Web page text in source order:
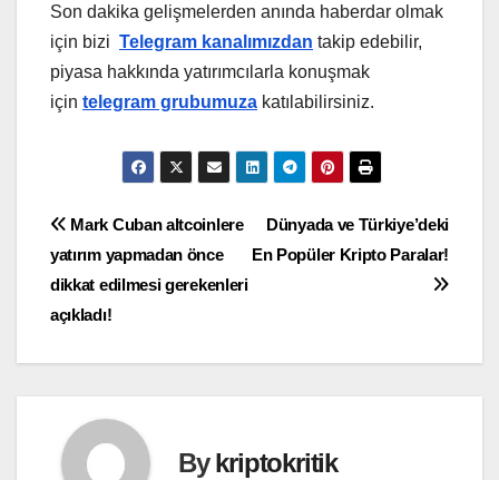
Son dakika gelişmelerden anında haberdar olmak
için bizi Telegram kanalımızdan takip edebilir,
piyasa hakkında yatırımcılarla konuşmak
için telegram grubumuza katılabilirsiniz.
Yazı
gezinmesi
Dünyada ve Türkiye’deki
En Popüler Kripto Paralar!
Mark Cuban altcoinlere
yatırım yapmadan önce
dikkat edilmesi gerekenleri
açıkladı!
Bykriptokritik